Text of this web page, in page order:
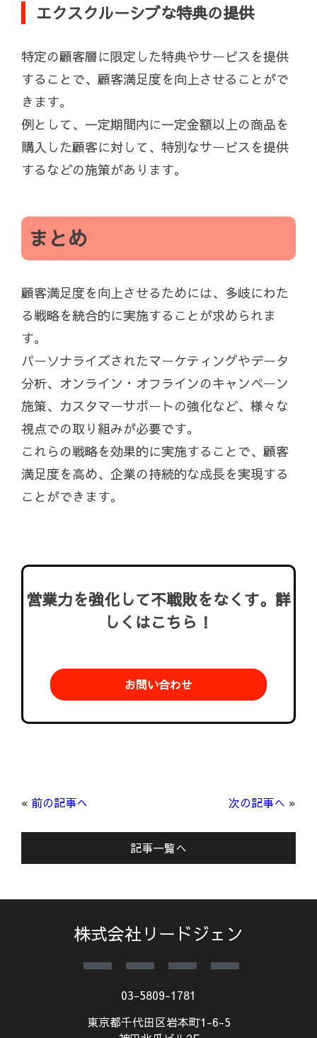
エクスクルーシブな特典の提供
特定の顧客層に限定した特典やサービスを提供
することで、顧客満足度を向上させることがで
きます。
例として、一定期間内に一定金額以上の商品を
購入した顧客に対して、特別なサービスを提供
するなどの施策があります。
まとめ
顧客満足度を向上させるためには、多岐にわた
る戦略を統合的に実施することが求められま
す。
パーソナライズされたマーケティングやデータ
分析、オンライン・オフラインのキャンペーン
施策、カスタマーサポートの強化など、様々な
視点での取り組みが必要です。
これらの戦略を効果的に実施することで、顧客
満足度を高め、企業の持続的な成長を実現する
ことができます。
営業力を強化して不戦敗をなくす。詳
しくはこちら！
お問い合わせ
« 前の記事へ 次の記事へ »
記事一覧へ
株式会社リードジェン
03-5809-1781
東京都千代田区岩本町1-6-5